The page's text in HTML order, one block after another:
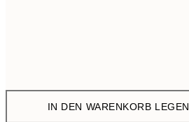
IN DEN WARENKORB LEGEN